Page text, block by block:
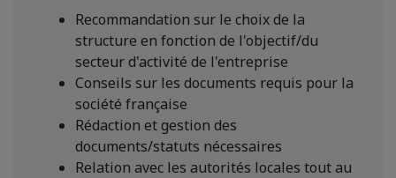
Recommandation sur le choix de la
structure en fonction de l'objectif/du
secteur d'activité de l'entreprise
Conseils sur les documents requis pour la
société française
Rédaction et gestion des
documents/statuts nécessaires
Relation avec les autorités locales tout au